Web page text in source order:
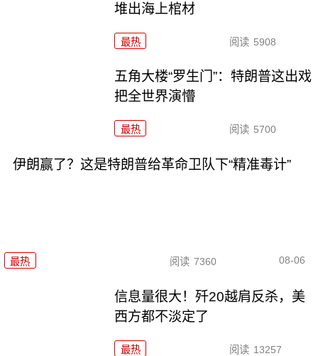
堆出海上棺材
最热 阅读 5908
五角大楼“罗生门”：特朗普这出戏
把全世界演懵
最热 阅读 5700
伊朗赢了？这是特朗普给革命卫队下“精准毒计”
最热 阅读 7360 08-06
信息量很大！歼20越肩反杀，美
西方都不淡定了
最热 阅读 13257